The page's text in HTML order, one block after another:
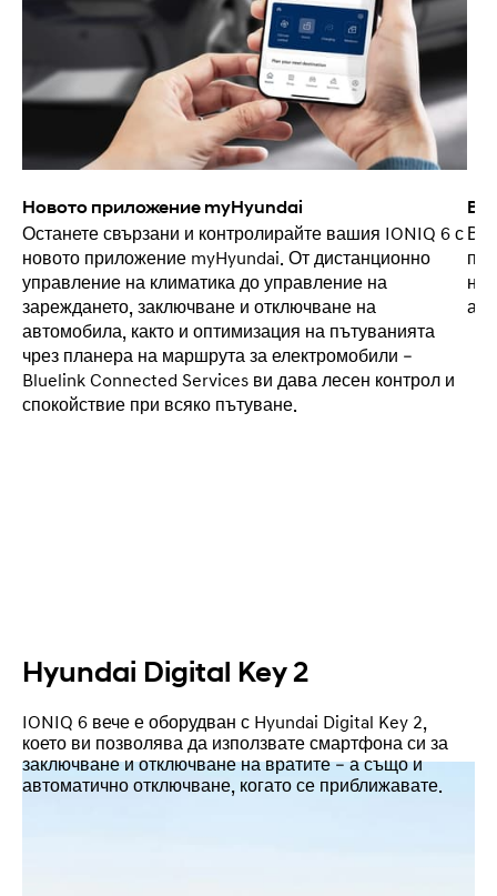
Новото приложение myHyundai
Останете свързани и контролирайте вашия IONIQ 6 с
новото приложение myHyundai. От дистанционно
управление на климатика до управление на
зареждането, заключване и отключване на
автомобила, както и оптимизация на пътуванията
чрез планера на маршрута за електромобили –
Bluelink Connected Services ви дава лесен контрол и
спокойствие при всяко пътуване.
на
Hyundai Digital Key 2
IONIQ 6 вече е оборудван с Hyundai Digital Key 2,
което ви позволява да използвате смартфона си за
заключване и отключване на вратите – а също и
автоматично отключване, когато се приближавате.